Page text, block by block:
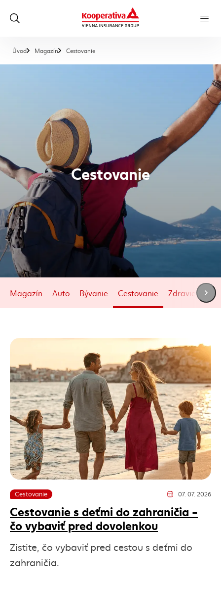
Úvod Magazín Cestovanie, aktuálna stránka
Cestovanie
Magazín Auto Bývanie Cestovanie Zdravie
Cestovanie Dátum vydania
07. 07. 2026
Cestovanie s deťmi do zahraničia -
čo vybaviť pred dovolenkou
Zistite, čo vybaviť pred cestou s deťmi do
zahraničia.